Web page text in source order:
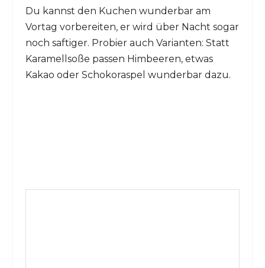
Du kannst den Kuchen wunderbar am
Vortag vorbereiten, er wird über Nacht sogar
noch saftiger. Probier auch Varianten: Statt
Karamellsoße passen Himbeeren, etwas
Kakao oder Schokoraspel wunderbar dazu.